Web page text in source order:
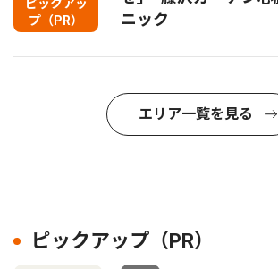
ピックアッ
プ（PR）
ニック
エリア一覧を見る
ピックアップ（PR）